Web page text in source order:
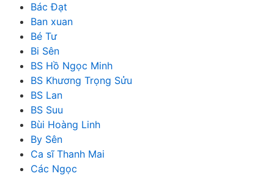
Bác Đạt
Ban xuan
Bé Tư
Bi Sên
BS Hồ Ngọc Minh
BS Khương Trọng Sửu
BS Lan
BS Suu
Bùi Hoàng Linh
By Sên
Ca sĩ Thanh Mai
Các Ngọc